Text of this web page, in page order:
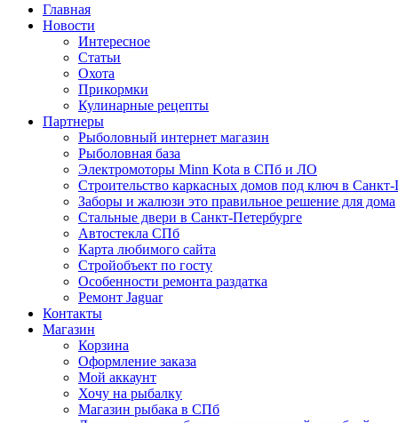
Главная
Новости
Интересное
Статьи
Охота
Прикормки
Кулинарные рецепты
Партнеры
Рыболовный интернет магазин
Рыболовная база
Электромоторы Minn Kota в СПб и ЛО
Строительство каркасных домов под ключ в Санкт-
Заборы и жалюзи это правильное решение для дома
Стальные двери в Санкт-Петербурге
Автостекла СПб
Карта любимого сайта
Стройобъект по госту
Особенности ремонта раздатка
Ремонт Jaguar
Контакты
Магазин
Корзина
Оформление заказа
Мой аккаунт
Хочу на рыбалку
Магазин рыбака в СПб